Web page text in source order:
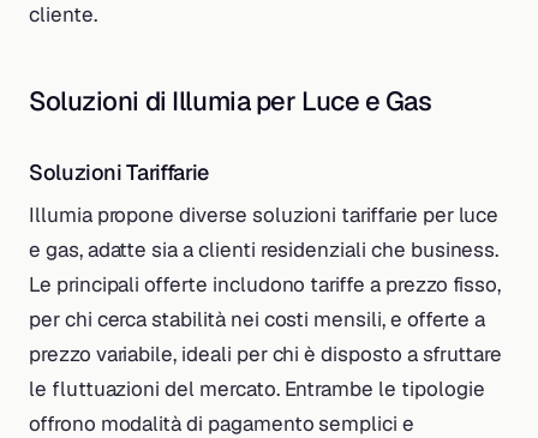
cliente.
Soluzioni di Illumia per Luce e Gas
Soluzioni Tariffarie
Illumia propone diverse soluzioni tariffarie per luce
e gas, adatte sia a clienti residenziali che business.
Le principali offerte includono tariffe a prezzo fisso,
per chi cerca stabilità nei costi mensili, e offerte a
prezzo variabile, ideali per chi è disposto a sfruttare
le fluttuazioni del mercato. Entrambe le tipologie
offrono modalità di pagamento semplici e